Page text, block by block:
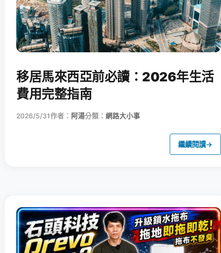
移居馬來西亞前必讀：2026年生活
費用完整指南
2026/5/31作者： 阿湯分類： 網路大小事
繼續閱讀→